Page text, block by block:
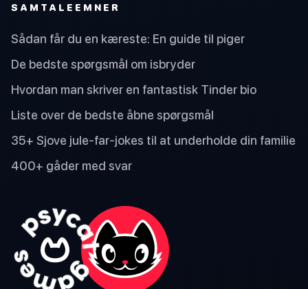
SAMTALEEMNER
Sådan får du en kæreste: En guide til piger
De bedste spørgsmål om isbryder
Hvordan man skriver en fantastisk Tinder bio
Liste over de bedste åbne spørgsmål
35+ Sjove jule-far-jokes til at underholde din familie
400+ gåder med svar